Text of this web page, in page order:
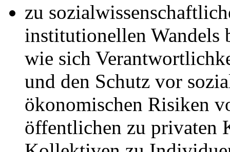
zu
institutionellen Wandels
wie sich
und den Schutz vor
ökonomischen Risiken
öffentlichen zu privaten